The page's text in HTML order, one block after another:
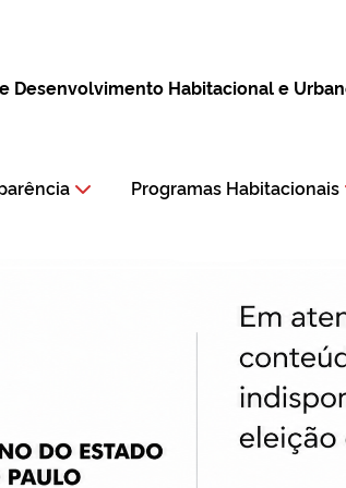
Desenvolvimento Habitacional e
Programas Habitacionais